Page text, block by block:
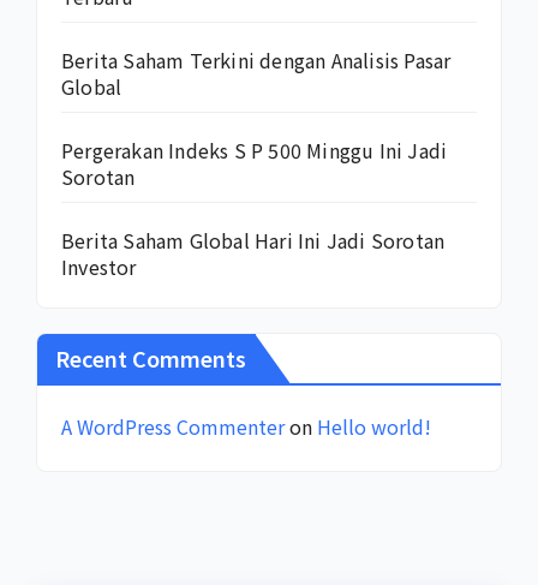
Berita Saham Terkini dengan Analisis Pasar
Global
Pergerakan Indeks S P 500 Minggu Ini Jadi
Sorotan
Berita Saham Global Hari Ini Jadi Sorotan
Investor
Recent Comments
A WordPress Commenteron Hello world!